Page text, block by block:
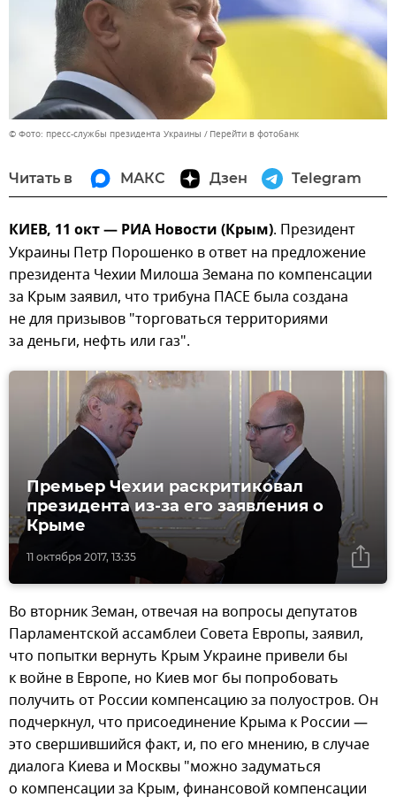
© Фото: пресс-службы президента Украины Перейти в фотобанк
Читать в МАКС Дзен Telegram
КИЕВ, 11 окт — РИА Новости (Крым). Президент
Украины Петр Порошенко в ответ на предложение
президента Чехии Милоша Земана по компенсации
за Крым заявил, что трибуна ПАСЕ была создана
не для призывов "торговаться территориями
за деньги, нефть или газ".
11 октября 2017, 13:35
Премьер Чехии раскритиковал
президента из-за его заявления о
Крыме
Во вторник Земан, отвечая на вопросы депутатов
Парламентской ассамблеи Совета Европы, заявил,
что попытки вернуть Крым Украине привели бы
к войне в Европе, но Киев мог бы попробовать
получить от России компенсацию за полуостров. Он
подчеркнул, что присоединение Крыма к России —
это свершившийся факт, и, по его мнению, в случае
диалога Киева и Москвы "можно задуматься
о компенсации за Крым, финансовой компенсации